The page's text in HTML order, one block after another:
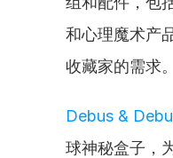
和心理魔术产
收藏家的需求。
Debus &
球神秘盒子，